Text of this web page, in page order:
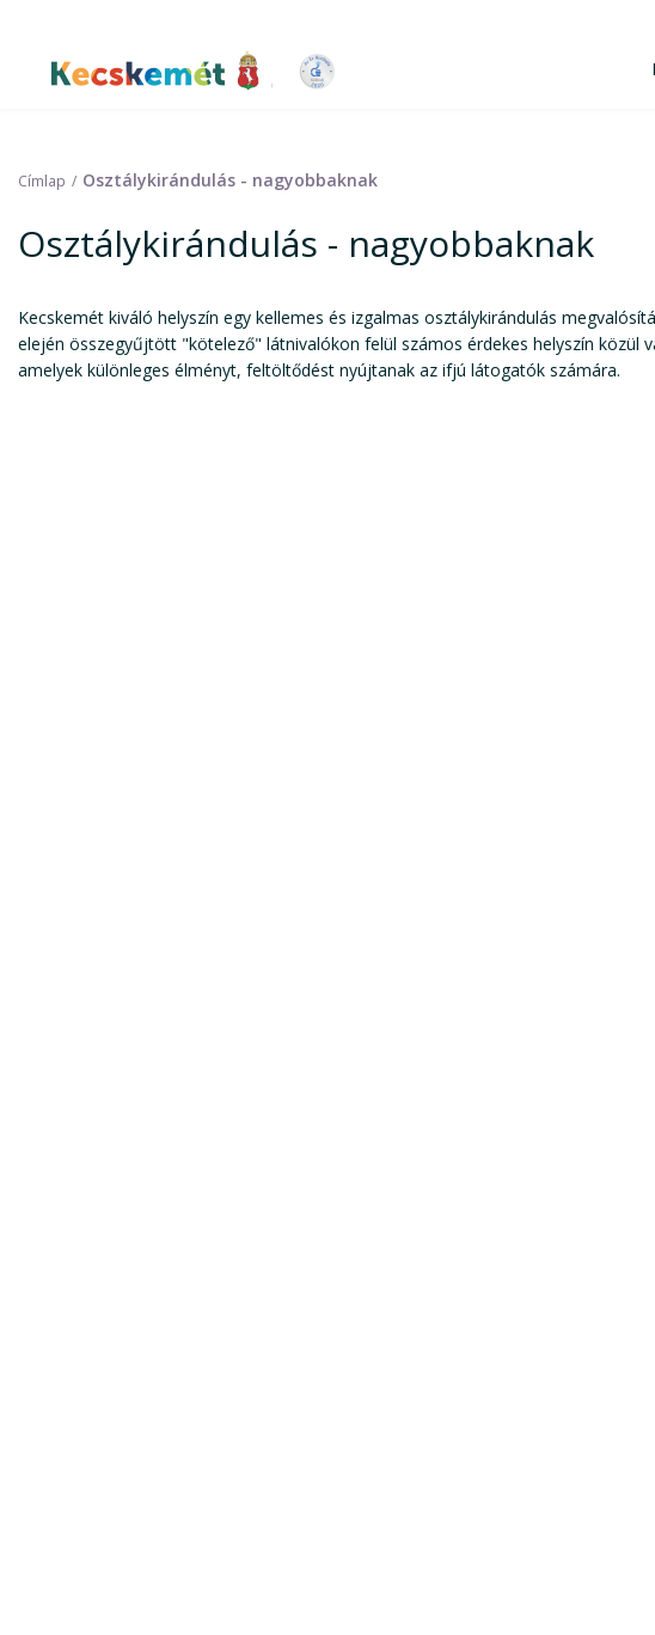
tartalomra
Kecskemét Város Honlapja
Címlap Osztálykirándulás - nagyobbaknak
Osztálykirándulás - nagyobbaknak
Kecskemét kiváló helyszín egy kellemes és izgalmas osztálykirándulás
elején összegyűjtött "kötelező" látnivalókon felül számos érdekes helyszín közül
amelyek különleges élményt, feltöltődést nyújtanak az ifjú látogatók számára.